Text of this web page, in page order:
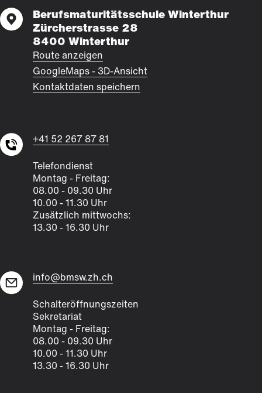
Berufsmaturitätsschule Winterthur
Zürcherstrasse 28
8400 Winterthur
Route anzeigen
GoogleMaps - 3D-Ansicht
Kontaktdaten speichern
+41 52 267 87 81
Telefondienst
Montag - Freitag:
08.00 - 09.30 Uhr
10.00 - 11.30 Uhr
Zusätzlich mittwochs:
13.30 - 16.30 Uhr
info@bmsw.zh.ch
Schalteröffnungszeiten
Sekretariat
Montag - Freitag:
08.00 - 09.30 Uhr
10.00 - 11.30 Uhr
13.30 - 16.30 Uhr